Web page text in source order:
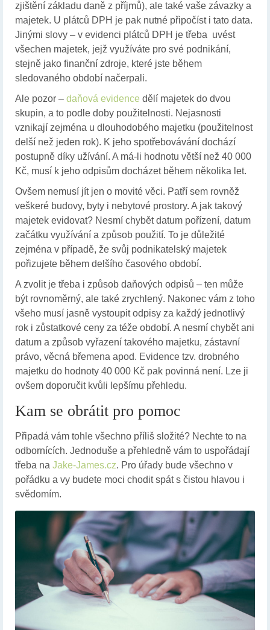
zjištění základu daně z příjmů), ale také vaše závazky a
majetek. U plátců DPH je pak nutné připočíst i tato data.
Jinými slovy – v evidenci plátců DPH je třeba uvést
všechen majetek, jejž využíváte pro své podnikání,
stejně jako finanční zdroje, které jste během
sledovaného období načerpali.
Ale pozor – daňová evidence dělí majetek do dvou
skupin, a to podle doby použitelnosti. Nejasnosti
vznikají zejména u dlouhodobého majetku (použitelnost
delší než jeden rok). K jeho spotřebovávání dochází
postupně díky užívání. A má-li hodnotu větší než 40 000
Kč, musí k jeho odpisům docházet během několika let.
Ovšem nemusí jít jen o movité věci. Patří sem rovněž
veškeré budovy, byty i nebytové prostory. A jak takový
majetek evidovat? Nesmí chybět datum pořízení, datum
začátku využívání a způsob použití. To je důležité
zejména v případě, že svůj podnikatelský majetek
pořizujete během delšího časového období.
A zvolit je třeba i způsob daňových odpisů – ten může
být rovnoměrný, ale také zrychlený. Nakonec vám z toho
všeho musí jasně vystoupit odpisy za každý jednotlivý
rok i zůstatkové ceny za téže období. A nesmí chybět ani
datum a způsob vyřazení takového majetku, zástavní
právo, věcná břemena apod. Evidence tzv. drobného
majetku do hodnoty 40 000 Kč pak povinná není. Lze ji
ovšem doporučit kvůli lepšímu přehledu.
Kam se obrátit pro pomoc
Připadá vám tohle všechno příliš složité? Nechte to na
odbornících. Jednoduše a přehledně vám to uspořádají
třeba na Jake-James.cz. Pro úřady bude všechno v
pořádku a vy budete moci chodit spát s čistou hlavou i
svědomím.